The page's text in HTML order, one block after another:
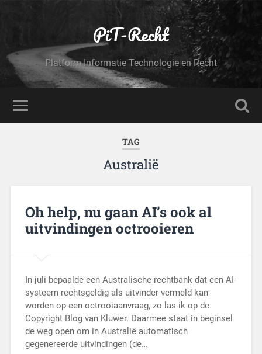
PiT-Recht
Platform Informatie Technologie en Recht
TAG
Australië
Oh help, nu gaan AI’s ook al
uitvindingen octrooieren
In juli bepaalde een Australische rechtbank dat een AI-
systeem rechtsgeldig als uitvinder vermeld kan
worden op een octrooiaanvraag, zo las ik op de
Copyright Blog van Kluwer. Daarmee staat in beginsel
de weg open om in Australië automatisch
gegenereerde uitvindingen (de…